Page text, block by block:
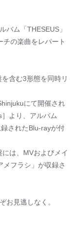
バム「THESEUS」
の楽曲をレパート
含む3形態を同時リ
にて開催され
より、アルバム
されたBlu-rayが付
は、MVおよびメイ
フラシ」が収録さ
お見逃しなく。